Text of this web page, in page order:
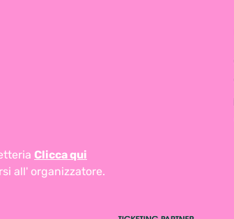
Clicca qui
all' organizzatore.